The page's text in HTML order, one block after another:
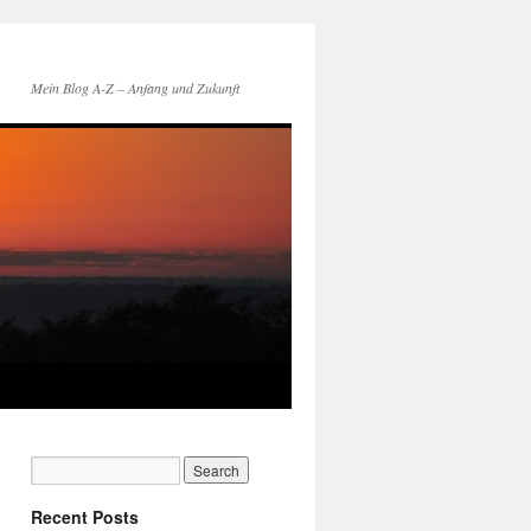
Mein Blog A-Z – Anfang und Zukunft
Recent Posts